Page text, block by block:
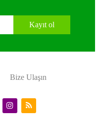
Kayıt ol
Bize Ulaşın